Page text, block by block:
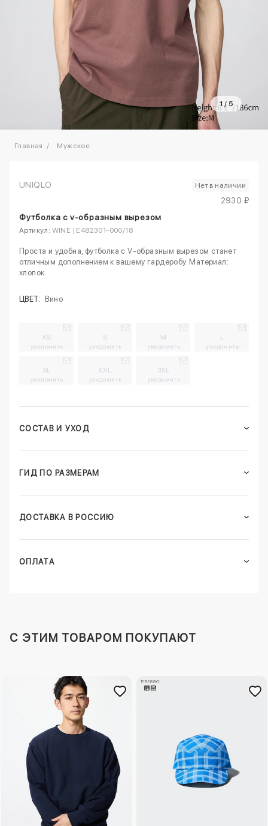
1/ 5
Главная Мужское
UNIQLO Нет в наличии
2930 ₽
Футболка с v-образным вырезом
Артикул: WINE | E482301-000/18
Проста и удобна, футболка с V-образным вырезом станет
отличным дополнением к вашему гардеробу. Материал:
хлопок.
ЦВЕТ: Вино
XS
уведомить
S
уведомить
M
уведомить
L
уведомить
XL
уведомить
XXL
уведомить
3XL
уведомить
СОСТАВ И УХОД
ГИД ПО РАЗМЕРАМ
ДОСТАВКА В РОССИЮ
ОПЛАТА
C ЭТИМ ТОВАРОМ ПОКУПАЮТ